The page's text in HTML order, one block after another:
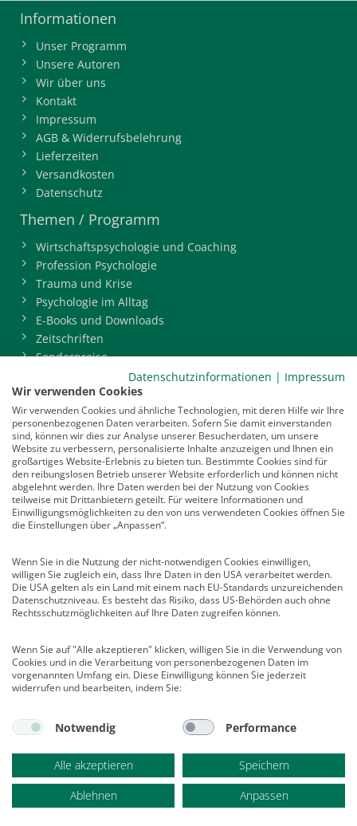
Informationen
Unser Programm
Unsere Autoren
Wir über uns
Kontakt
Impressum
AGB & Widerrufsbelehrung
Lieferzeiten
Versandkosten
Datenschutz
Themen / Programm
Wirtschaftspsychologie und Coaching
Profession Psychologie
Trauma und Krise
Psychologie im Alltag
E-Books und Downloads
Zeitschriften
Sonderpreise
BDP-Mitgliederbereich
Service
Newsletter
Mediadaten
Infocenter
Veranstaltungen
Nachrichten
Abo kündigen
Vertrag widerrufen
Kontakt
Am Köllnischen Park 2
10179 Berlin
E-Mail:verlag@psychologenverlag.de
Leserservice:
Telefax: +49 (0)2 28 36 96 210
E-Mail:leserservice@psychologenverlag.de
© 2021 | alle Rechte vorbehalten
Datenschutzinformationen | Impressum
Wir verwenden Cookies
Wir verwenden Cookies und ähnliche Technologien, mit deren Hilfe wir Ihre
personenbezogenen Daten verarbeiten. Sofern Sie damit einverstanden
sind, können wir dies zur Analyse unserer Besucherdaten, um unsere
Website zu verbessern, personalisierte Inhalte anzuzeigen und Ihnen ein
großartiges Website-Erlebnis zu bieten tun. Bestimmte Cookies sind für
den reibungslosen Betrieb unserer Website erforderlich und können nicht
abgelehnt werden. Ihre Daten werden bei der Nutzung von Cookies
teilweise mit Drittanbietern geteilt. Für weitere Informationen und
Einwilligungsmöglichkeiten zu den von uns verwendeten Cookies öffnen Sie
die Einstellungen über „Anpassen“.
Wenn Sie in die Nutzung der nicht-notwendigen Cookies einwilligen,
willigen Sie zugleich ein, dass Ihre Daten in den USA verarbeitet werden.
Die USA gelten als ein Land mit einem nach EU-Standards unzureichenden
Datenschutzniveau. Es besteht das Risiko, dass US-Behörden auch ohne
Rechtsschutzmöglichkeiten auf Ihre Daten zugreifen können.
Wenn Sie auf "Alle akzeptieren" klicken, willigen Sie in die Verwendung von
Cookies und in die Verarbeitung von personenbezogenen Daten im
vorgenannten Umfang ein. Diese Einwilligung können Sie jederzeit
widerrufen und bearbeiten, indem Sie:
Notwendig Performance
Alle akzeptieren
Speichern
Ablehnen
Anpassen